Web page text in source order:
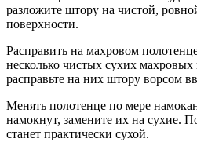
разложите штору на чистой,
поверхности.
Расправить на махровом
несколько чистых сухих
расправьте на них штору ворсом
Менять полотенце по мере
намокнут, замените их на сухие.
станет практически сухой.